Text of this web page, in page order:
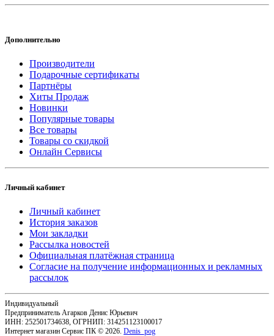
Дополнительно
Производители
Подарочные сертификаты
Партнёры
Хиты Продаж
Новинки
Популярные товары
Все товары
Товары со скидкой
Онлайн Сервисы
Личный кабинет
Личный кабинет
История заказов
Мои закладки
Рассылка новостей
Официальная платёжная страница
Согласие на получение информационных и рекламных
рассылок
Индивидуальный
Предприниматель Агарков Денис Юрьевич
ИНН: 252501734638, ОГРНИП: 314251123100017
Интернет магазин Сервис ПК © 2026. Denis_pog